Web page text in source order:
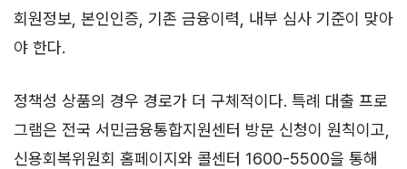
회원정보, 본인인증, 기존 금융이력, 내부 심사 기준이 맞아
야 한다.
정책성 상품의 경우 경로가 더 구체적이다. 특례 대출 프로
그램은 전국 서민금융통합지원센터 방문 신청이 원칙이고,
신용회복위원회 홈페이지와 콜센터 1600-5500을 통해